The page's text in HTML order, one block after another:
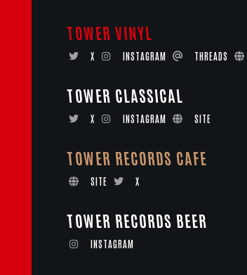
TOWER VINYL
X INSTAGRAM THREADS
TOWER CLASSICAL
X INSTAGRAM SITE
TOWER RECORDS CAFE
SITE X
TOWER RECORDS BEER
INSTAGRAM